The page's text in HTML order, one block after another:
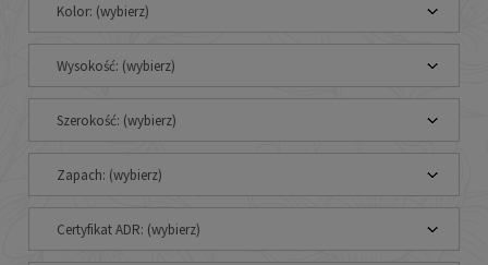
Kolor: (wybierz)
Wysokość: (wybierz)
Szerokość: (wybierz)
Zapach: (wybierz)
Certyfikat ADR: (wybierz)